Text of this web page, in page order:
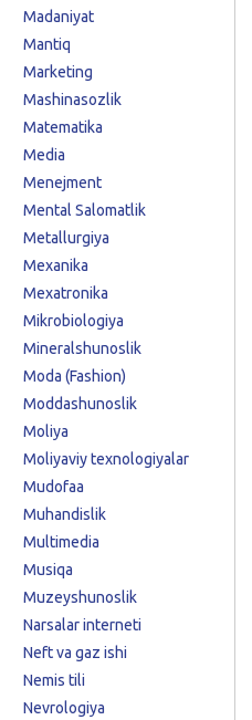
Madaniyat
Mantiq
Marketing
Mashinasozlik
Matematika
Media
Menejment
Mental Salomatlik
Metallurgiya
Mexanika
Mexatronika
Mikrobiologiya
Mineralshunoslik
Moda (Fashion)
Moddashunoslik
Moliya
Moliyaviy texnologiyalar
Mudofaa
Muhandislik
Multimedia
Musiqa
Muzeyshunoslik
Narsalar interneti
Neft va gaz ishi
Nemis tili
Nevrologiya